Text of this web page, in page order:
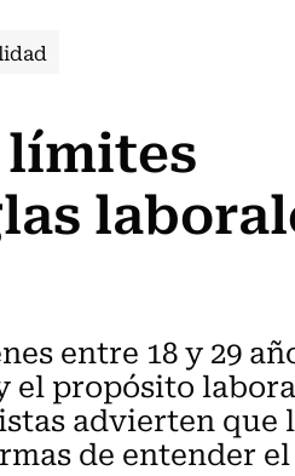
entre 18 y 29
el propósito
advierten que
de entender el